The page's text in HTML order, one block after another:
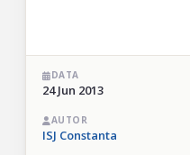
DATA
24 Jun 2013
AUTOR
ISJ Constanta